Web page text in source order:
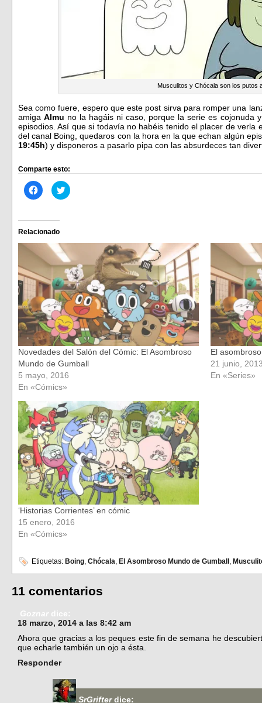
Musculitos y Chócala son los putos
Sea como fuere, espero que este post sirva para romper una
amigaAlmu no la hagáis ni caso, porque la serie es cojonuda
episodios. Así que si todavía no habéis tenido el placer de verla
del canal Boing, quedaros con la hora en la que echan algún
19:45h) y disponeros a pasarlo pipa con las absurdeces tan
Comparte esto:
Haz
clic
Facebook
(Se
abre
en
una
ventana
nueva)
Haz
clic
en
ventana
nueva)
Relacionado
Novedades del Salón del Cómic: El Asombroso
Mundo de Gumball
5 mayo, 2016
En «Cómics»
El
21 junio,
En «Series»
‘Historias Corrientes’ en cómic
15 enero, 2016
En «Cómics»
Etiquetas: Boing, Chócala, El Asombroso Mundo de Gumball ,
11 comentarios
Goznar dice:
18 marzo, 2014 a las 8:42 am
Ahora que gracias a los peques este fin de semana he
que echarle también un ojo a ésta.
Responder
SrGrifter dice: